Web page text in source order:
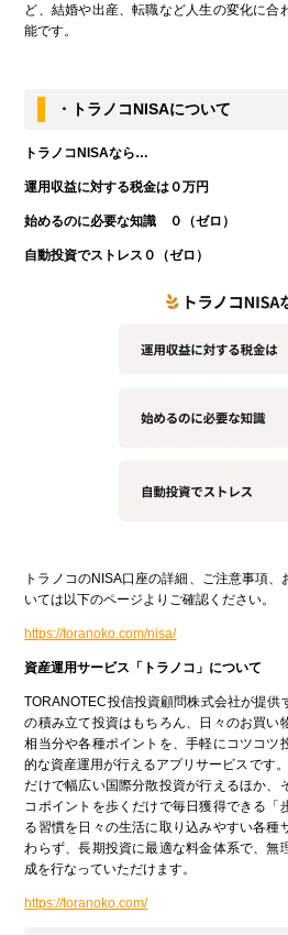
ど、結婚や出産、転職など人生の変化に合
能です。
・トラノコNISAについて
トラノコNISAなら…
運用収益に対する税金は０万円
始めるのに必要な知識 ０（ゼロ）
自動投資でストレス０（ゼロ）
トラノコのNISA口座の詳細、ご注意事項
いては以下のページよりご確認ください。
https://toranoko.com/nisa/
資産運用サービス「トラノコ」について
TORANOTEC投信投資顧問株式会社が提
の積み立て投資はもちろん、日々のお買い
相当分や各種ポイントを、手軽にコツコツ
的な資産運用が行えるアプリサービスです
だけで幅広い国際分散投資が行えるほか、
コポイントを歩くだけで毎日獲得できる「
る習慣を日々の生活に取り込みやすい各種
わらず、長期投資に最適な料金体系で、無
成を行なっていただけます。
https://toranoko.com/